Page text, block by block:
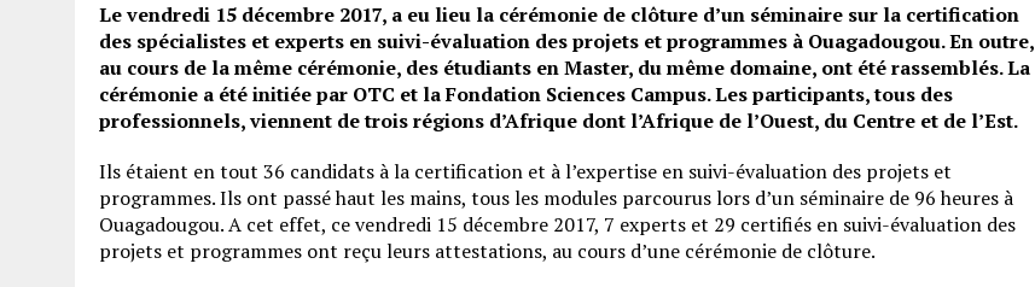
Le vendredi 15 décembre 2017, a eu lieu la cérémonie de clôture d’un séminaire sur la certification
des spécialistes et experts en suivi-évaluation des projets et programmes à Ouagadougou. En outre,
au cours de la même cérémonie, des étudiants en Master, du même domaine, ont été rassemblés. La
cérémonie a été initiée par OTC et la Fondation Sciences Campus. Les participants, tous des
professionnels, viennent de trois régions d’Afrique dont l’Afrique de l’Ouest, du Centre et de l’Est.
Ils étaient en tout 36 candidats à la certification et à l’expertise en suivi-évaluation des projets et
programmes. Ils ont passé haut les mains, tous les modules parcourus lors d’un séminaire de 96 heures à
Ouagadougou. A cet effet, ce vendredi 15 décembre 2017, 7 experts et 29 certifiés en suivi-évaluation des
projets et programmes ont reçu leurs attestations, au cours d’une cérémonie de clôture.